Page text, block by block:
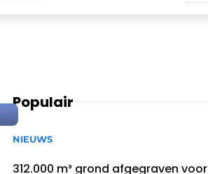
Populair
NIEUWS
312.000 m³ grond afgegraven voor